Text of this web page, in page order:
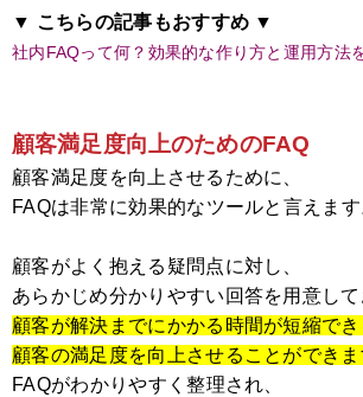
▼ こちらの記事もおすすめ ▼
社内FAQって何？効果的な作り方と運用方法
顧客満足度向上のためのFAQ
顧客満足度を向上させるために、
FAQは非常に効果的なツールと言えます
顧客がよく抱える疑問点に対し、
あらかじめ分かりやすい回答を用意して
顧客が解決までにかかる時間が短縮でき
顧客の満足度を向上させることができま
FAQがわかりやすく整理され、